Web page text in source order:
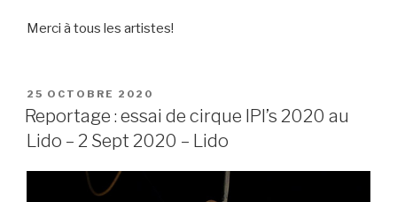
Merci à tous les artistes!
PUBLIÉ
LE
25 OCTOBRE 2020
Reportage : essai de cirque IPI’s 2020 au
Lido – 2 Sept 2020 – Lido